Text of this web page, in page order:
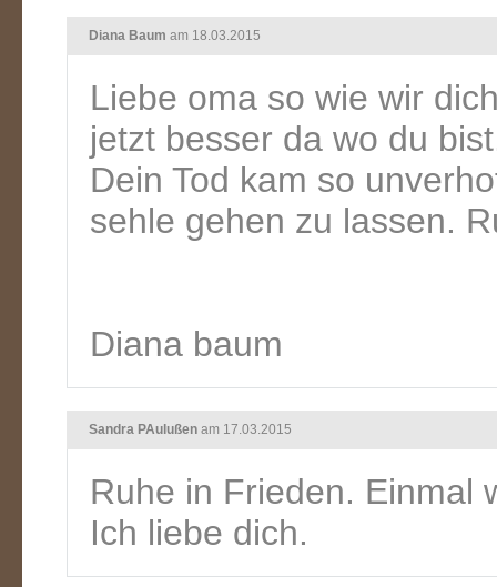
Diana Baum am 18.03.2015
Liebe oma so wie wir
jetzt besser da wo du
Dein Tod kam so
sehle gehen zu lassen.
Diana baum
Sandra PAulußen am 17.03.2015
Ruhe in Frieden. Einmal
Ich liebe dich.